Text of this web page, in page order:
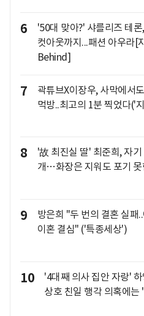
6
'50대 맞아?' 샤를리즈 테
컷아웃까지...패션 아우라[
Behind]
7
곽튜브X이장우, 사막에서
먹방..최고의 1분 찍었다('
8
'故 최진실 딸' 최준희, 자기
개…화장은 지워도 포기 못
9
방은희 "두 번의 결혼 실패
이혼 결심" ('특종세상')
10
'4대째 의사 집안 자랑'
상호 친일 행각 의혹에는